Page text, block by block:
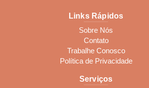
Links Rápidos
Sobre Nós
Contato
Trabalhe Conosco
Política de Privacidade
Serviços